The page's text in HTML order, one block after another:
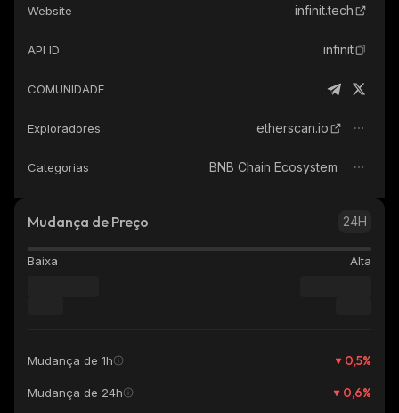
Website infinit.tech
API ID infinit
COMUNIDADE
Exploradores etherscan.io
Categorias BNB Chain Ecosystem
Mudança de Preço 24H
Baixa Alta
Mudança de 1h 0,5%
Mudança de 24h 0,6%